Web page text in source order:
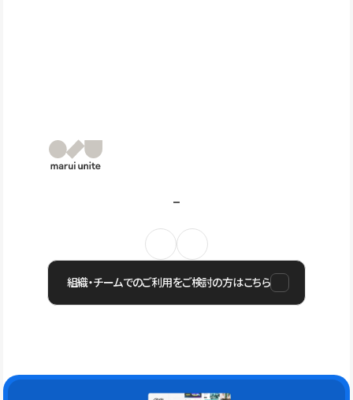
組織・チームでのご利用をご検討の方はこちら